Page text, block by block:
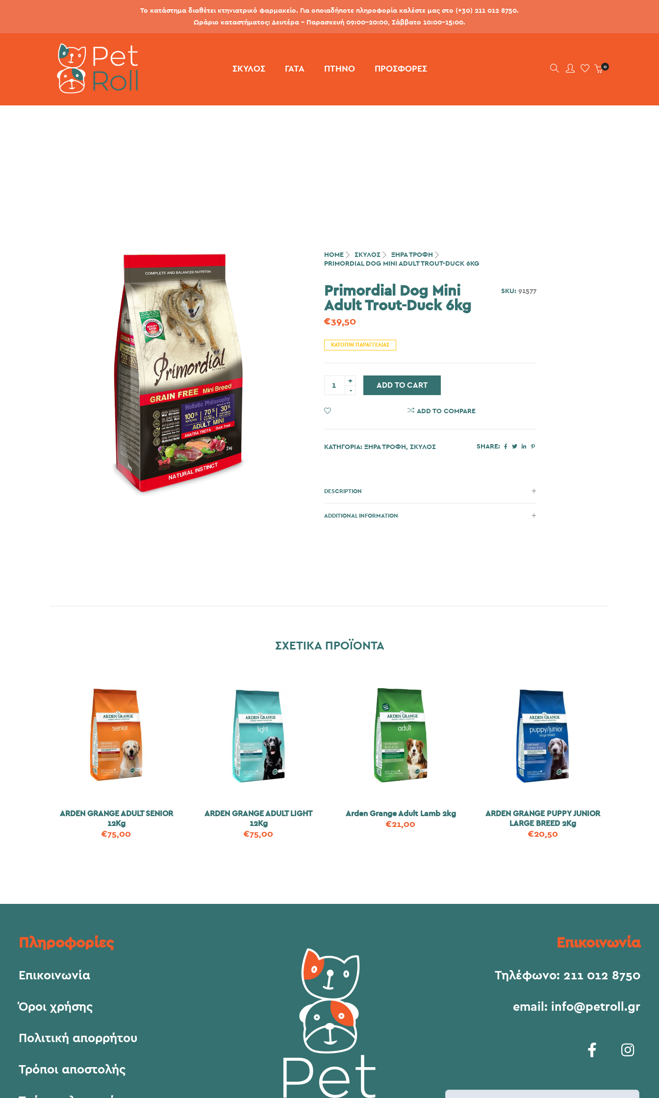
Το κατάστημα διαθέτει κτηνιατρικό φαρμακείο. Για οποιαδήποτε πληροφορία καλέστε μας στο (+30) 211 012 8750.
Ωράριο καταστήματος: Δευτέρα - Παρασκευή 09:00-20:00, Σάββατο 10:00-15:00.
ΣΚΎΛΟΣ ΓΆΤΑ ΠΤΗΝΌ ΠΡΟΣΦΟΡΕΣ 0
HOME ΣΚΎΛΟΣ
ΞΗΡΑ ΤΡΟΦΗ
PRIMORDIAL DOG MINI ADULT TROUT-DUCK 6KG
Primordial Dog Mini
Adult Trout-Duck 6kg
€39,50
SKU: 91577
ΚΑΤΌΠΙΝ ΠΑΡΑΓΓΕΛΊΑΣ
Primordial
Dog
Trout-
ADD TO CART
ADD TO COMPARE
ΚΑΤΗΓΟΡΊΑ: ΞΗΡΑ ΤΡΟΦΗ , ΣΚΎΛΟΣ SHARE:
DESCRIPTION
ADDITIONAL INFORMATION
ΣΧΕΤΙΚΆ ΠΡΟΪΌΝΤΑ
ARDEN GRANGE ADULT SENIOR
12Kg
€75,00
ARDEN GRANGE ADULT LIGHT
12Kg
€75,00
Arden Grange Adult Lamb 2kg
€21,00
ARDEN GRANGE PUPPY JUNIOR
LARGE BREED 2Kg
€20,50
Πληροφορίες
Επικοινωνία
Όροι χρήσης
Πολιτική απορρήτου
Τρόποι αποστολής
Επικοινωνία
Τηλέφωνο: 211 012 8750
email: info@petroll.gr